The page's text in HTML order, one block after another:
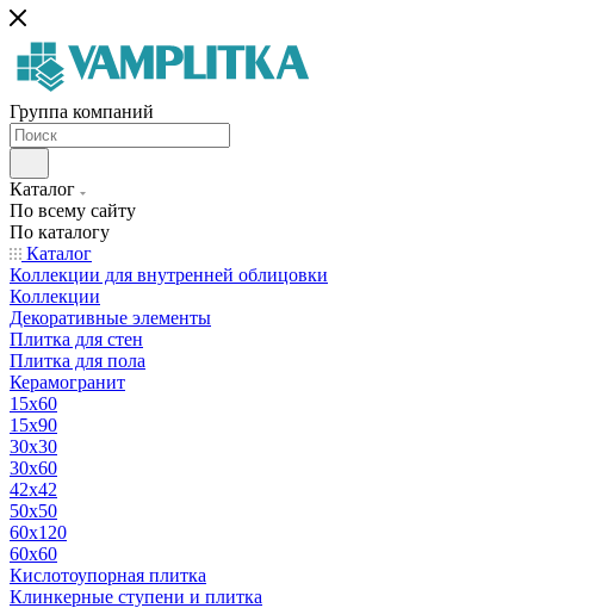
Группа компаний
Каталог
По всему сайту
По каталогу
Каталог
Коллекции для внутренней облицовки
Коллекции
Декоративные элементы
Плитка для стен
Плитка для пола
Керамогранит
15х60
15x90
30х30
30х60
42х42
50х50
60х120
60х60
Кислотоупорная плитка
Клинкерные ступени и плитка